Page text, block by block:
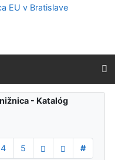
- Katalóg
4 5
#